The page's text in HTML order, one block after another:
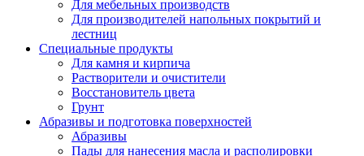
Для мебельных производств
Для производителей напольных покрытий и
лестниц
Специальные продукты
Для камня и кирпича
Растворители и очистители
Восстановитель цвета
Грунт
Абразивы и подготовка поверхностей
Абразивы
Пады для нанесения масла и располировки